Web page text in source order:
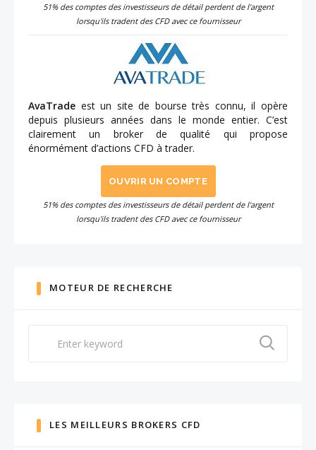
51% des comptes des investisseurs de détail perdent de l'argent
lorsqu'ils tradent des CFD avec ce fournisseur
AvaTrade est un site de bourse très connu, il opère
depuis plusieurs années dans le monde entier. C’est
clairement un broker de qualité qui propose
énormément d’actions CFD à trader.
OUVRIR UN COMPTE
51% des comptes des investisseurs de détail perdent de l'argent
lorsqu'ils tradent des CFD avec ce fournisseur
MOTEUR DE RECHERCHE
LES MEILLEURS BROKERS CFD